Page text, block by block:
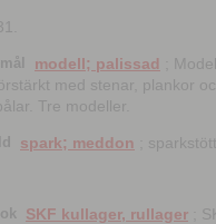
modell; palissad
;
med stenar, plankor
Tre modeller.
spark; meddon ;
SKF kullager, rullager ;